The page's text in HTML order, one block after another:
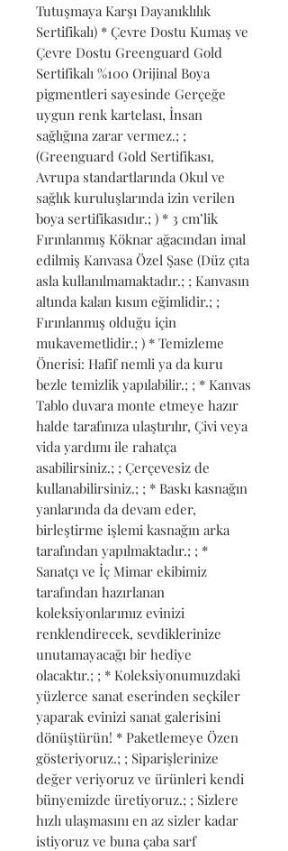
Tutuşmaya Karşı Dayanıklılık
Sertifikalı) * Çevre Dostu Kumaş ve
Çevre Dostu Greenguard Gold
Sertifikalı %100 Orijinal Boya
pigmentleri sayesinde Gerçeğe
uygun renk kartelası, İnsan
sağlığına zarar vermez.; ;
(Greenguard Gold Sertifikası,
Avrupa standartlarında Okul ve
sağlık kuruluşlarında izin verilen
boya sertifikasıdır.; ) * 3 cm’lik
Fırınlanmış Köknar ağacından imal
edilmiş Kanvasa Özel Şase (Düz çıta
asla kullanılmamaktadır.; ; Kanvasın
altında kalan kısım eğimlidir.; ;
Fırınlanmış olduğu için
mukavemetlidir.; ) * Temizleme
Önerisi: Hafif nemli ya da kuru
bezle temizlik yapılabilir.; ; * Kanvas
Tablo duvara monte etmeye hazır
halde tarafınıza ulaştırılır, Çivi veya
vida yardımı ile rahatça
asabilirsiniz.; ; Çerçevesiz de
kullanabilirsiniz.; ; * Baskı kasnağın
yanlarında da devam eder,
birleştirme işlemi kasnağın arka
tarafından yapılmaktadır.; ; *
Sanatçı ve İç Mimar ekibimiz
tarafından hazırlanan
koleksiyonlarımız evinizi
renklendirecek, sevdiklerinize
unutamayacağı bir hediye
olacaktır.; ; * Koleksiyonumuzdaki
yüzlerce sanat eserinden seçkiler
yaparak evinizi sanat galerisini
dönüştürün! * Paketlemeye Özen
gösteriyoruz.; ; Siparişlerinize
değer veriyoruz ve ürünleri kendi
bünyemizde üretiyoruz.; ; Sizlere
hızlı ulaşmasını en az sizler kadar
istiyoruz ve buna çaba sarf